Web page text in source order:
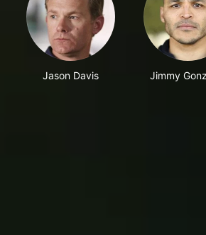
Jason Davis Jimmy